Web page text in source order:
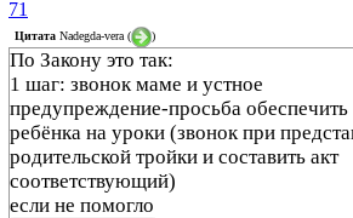
71
Цитата Nadegda-vera ( )
По Закону это так:
1 шаг: звонок маме и устное
предупреждение-просьба обеспечить
ребёнка на уроки (звонок при
родительской тройки и составить акт
соответствующий)
если не помогло